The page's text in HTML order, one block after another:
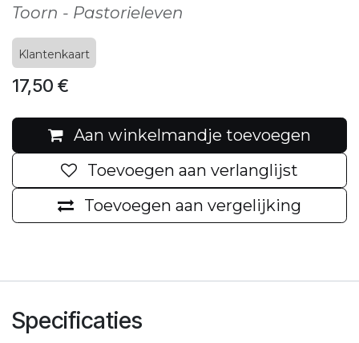
Toorn - Pastorieleven
Klantenkaart
17,50 €
Aan winkelmandje toevoegen
Toevoegen aan vergelijking
Toevoegen aan verlanglijst
Specificaties